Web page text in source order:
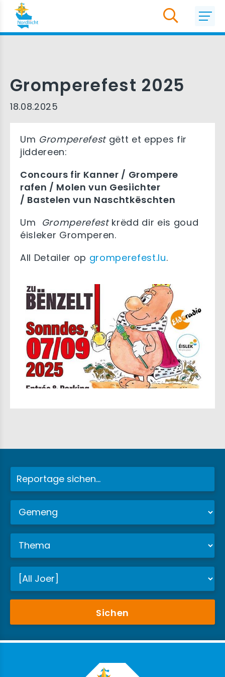
Gromperefest 2025
18.08.2025
Um Gromperefestgëtt et eppes fir
jiddereen:
Concours fir Kanner / Grompere
rafen / Molen vun Gesiichter
/ Bastelen vun Naschtkëschten
Um Gromperefest krëdd dir eis goud
éisleker Gromperen.
All Detailer op gromperefest.lu.
Sichen